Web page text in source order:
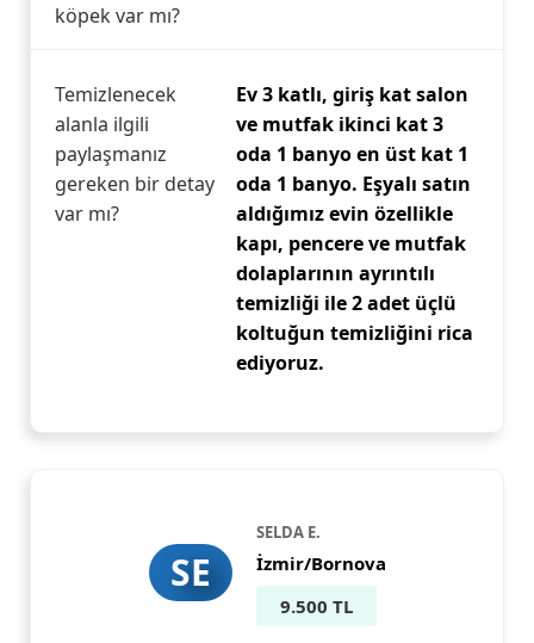
köpek var mı?
Temizlenecek
alanla ilgili
paylaşmanız
gereken bir detay
var mı?
Ev 3 katlı, giriş kat salon
ve mutfak ikinci kat 3
oda 1 banyo en üst kat 1
oda 1 banyo. Eşyalı satın
aldığımız evin özellikle
kapı, pencere ve mutfak
dolaplarının ayrıntılı
temizliği ile 2 adet üçlü
koltuğun temizliğini rica
ediyoruz.
SE
SELDA E.
İzmir/Bornova
9.500 TL